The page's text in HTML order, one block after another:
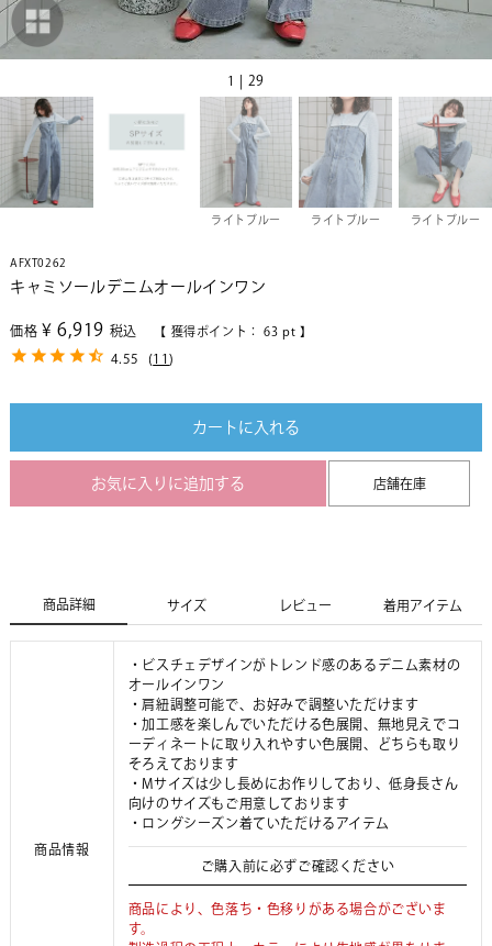
1 | 29
ライトブルー ライトブルー ライトブルー
AFXT0262
キャミソールデニムオールインワン
価格 ¥ 6,919 税込 【 獲得ポイント： 63 pt 】
4.55 (11)
カートに入れる
お気に入りに追加する 店舗在庫
商品詳細 サイズ レビュー 着用アイテム
商品情報
・ビスチェデザインがトレンド感のあるデニム素材の
オールインワン
・肩紐調整可能で、お好みで調整いただけます
・加工感を楽しんでいただける色展開、無地見えでコ
ーディネートに取り入れやすい色展開、どちらも取り
そろえております
・Mサイズは少し長めにお作りしており、低身長さん
向けのサイズもご用意しております
・ロングシーズン着ていただけるアイテム
ご購入前に必ずご確認ください
商品により、色落ち・色移りがある場合がございま
す。